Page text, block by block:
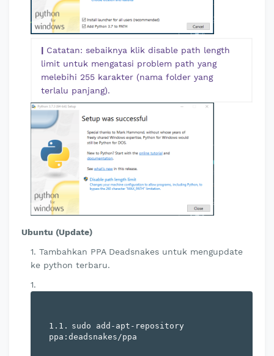
| Catatan: sebaiknya klik disable path length
limit untuk mengatasi problem path yang
melebihi 255 karakter (nama folder yang
terlalu panjang).
Ubuntu (Update)
Tambahkan PPA Deadsnakes untuk mengupdate
ke python terbaru.
sudo add - apt - repository
ppa : deadsnakes /ppa